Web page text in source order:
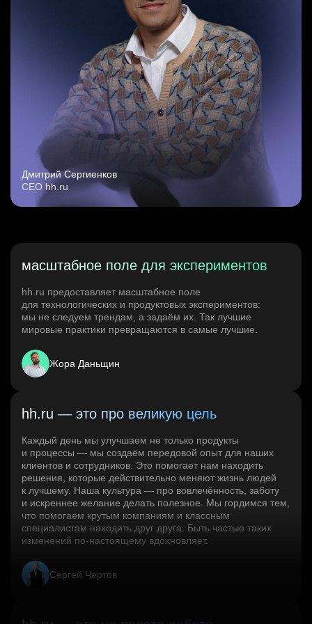
Дмитрий Сергиенков
CEO hh.ru
масштабное поле для экспериментов
hh.ru предоставляет масштабное поле
для технологических и продуктовых экспериментов:
мы не следуем трендам, а задаём их. Так лучшие
мировые практики превращаются в самые лучшие.
Жора Даньщин
hh.ru — это про великую цель
Каждый день мы улучшаем не только продукты
и процессы — мы создаём передовой опыт для наших
клиентов и сотрудников. Это помогает нам находить
решения, которые действительно меняют жизнь людей
к лучшему. Наша культура — про вовлечённость, заботу
и искреннее желание делать полезное. Мы гордимся тем,
что помогаем крутым компаниям и классным
специалистам находить друг друга. Быть частью таких
изменений по‑настоящему вдохновляет.
Сергей Чертов